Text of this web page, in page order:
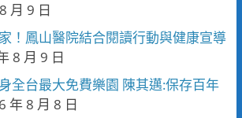
月 9 日
！鳳山醫院結合閱讀行動與健康宣導
8 月 9 日
全台最大免費樂園 陳其邁:保存百年
年 8 月 8 日